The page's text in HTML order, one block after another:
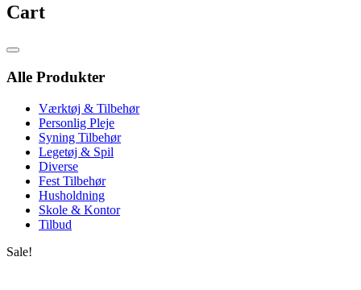
Cart
Catalog
Alle Produkter
Værktøj & Tilbehør
Personlig Pleje
Syning Tilbehør
Legetøj & Spil
Diverse
Fest Tilbehør
Husholdning
Skole & Kontor
Tilbud
Sale!